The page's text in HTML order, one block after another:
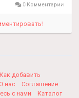
0 Комментарии
Как добавить
нас
Соглашение
с нами Каталог